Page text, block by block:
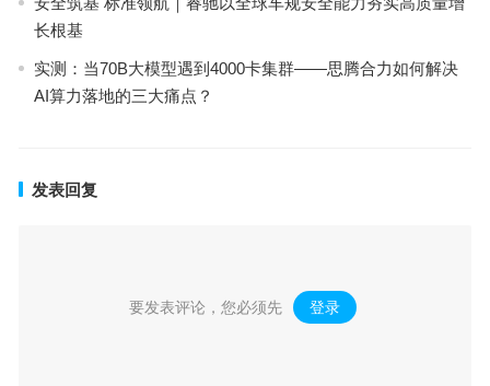
长根基
实测：当70B大模型遇到4000卡集群——思腾合力如何解决
AI算力落地的三大痛点？
发表回复
要发表评论，您必须先 登录 。